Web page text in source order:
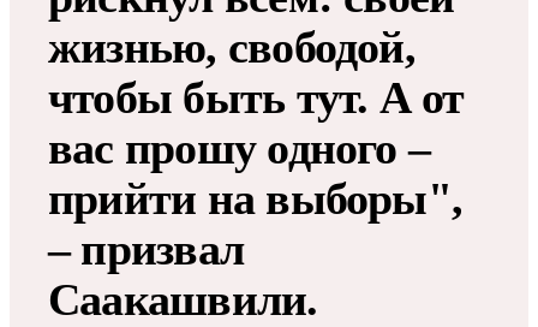
жизнью, свободой,
чтобы быть тут. А от
вас прошу одного –
прийти на выборы",
– призвал
Саакашвили.